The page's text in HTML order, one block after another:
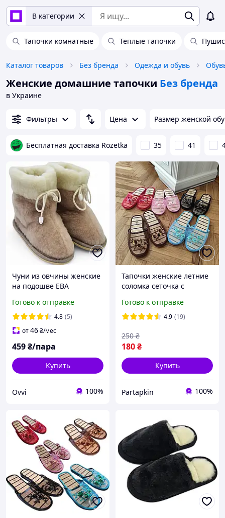
В категории
Тапочки комнатные Теплые тапочки
Каталог товаров Без бренда Одежда и обувь
Женские домашние тапочки Без бренда
в Украине
Фильтры Цена Размер женской
Бесплатная доставка Rozetka 35 41
Чуни из овчины женские
на подошве ЕВА
Готово к отправке
4.8 (5)
от46₴/мес
459₴/пара
Купить
Ovvi 100%
Тапочки женские летние
соломка сеточка с
дышащие тапки
соломенная стелька
Готово к отправке
4.9 (19)
180₴
250 ₴
Купить
Partapkin 100%